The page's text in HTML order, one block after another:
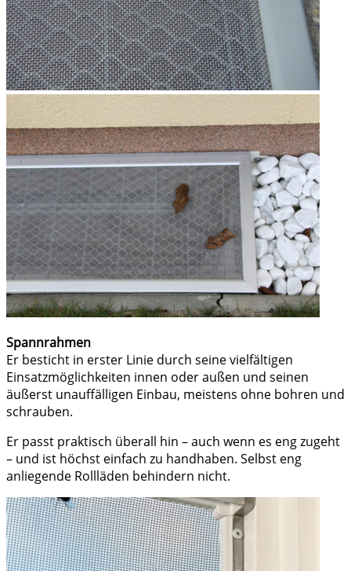
Spannrahmen
Er besticht in erster Linie durch seine vielfältigen
Einsatzmöglichkeiten innen oder außen und seinen
äußerst unauffälligen Einbau, meistens ohne bohren und
schrauben.
Er passt praktisch überall hin – auch wenn es eng zugeht
– und ist höchst einfach zu handhaben. Selbst eng
anliegende Rollläden behindern nicht.